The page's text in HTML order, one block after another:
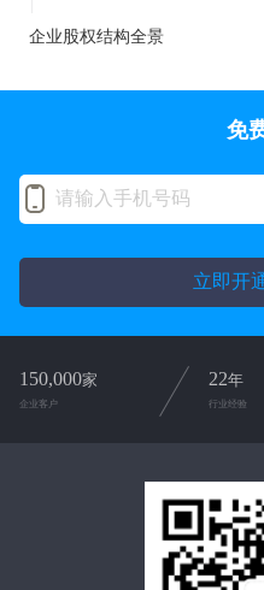
企业股权结构全景
免
立即开
150,000家
企业客户
22年
行业经验